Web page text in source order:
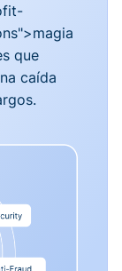
que
caída